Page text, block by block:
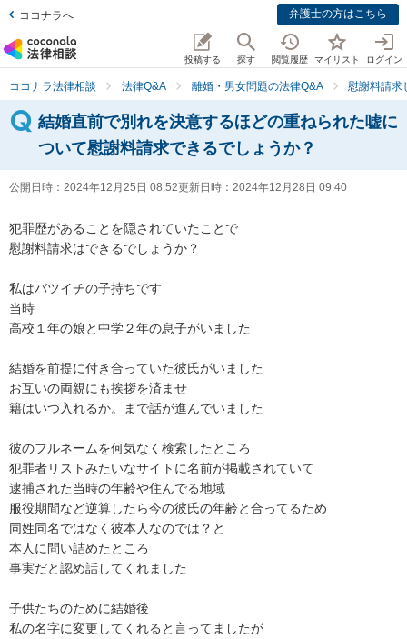
ココナラへ 弁護士の方はこちら
投稿する 探す 閲覧履歴 マイリスト ログイン
ココナラ法律相談 法律Q&A 離婚・男女問題の法律Q&A 慰謝料請求
結婚直前で別れを決意するほどの重ねられた嘘に
ついて慰謝料請求できるでしょうか？
公開日時： 2024年12月25日 08:52更新日時： 2024年12月28日 09:40
犯罪歴があることを隠されていたことで
慰謝料請求はできるでしょうか？
私はバツイチの子持ちです
当時
高校１年の娘と中学２年の息子がいました
結婚を前提に付き合っていた彼氏がいました
お互いの両親にも挨拶を済ませ
籍はいつ入れるか。まで話が進んでいました
彼のフルネームを何気なく検索したところ
犯罪者リストみたいなサイトに名前が掲載されていて
逮捕された当時の年齢や住んでる地域
服役期間など逆算したら今の彼氏の年齢と合ってるため
同姓同名ではなく彼本人なのでは？と
本人に問い詰めたところ
事実だと認め話してくれました
子供たちのために結婚後
私の名字に変更してくれると言ってましたが